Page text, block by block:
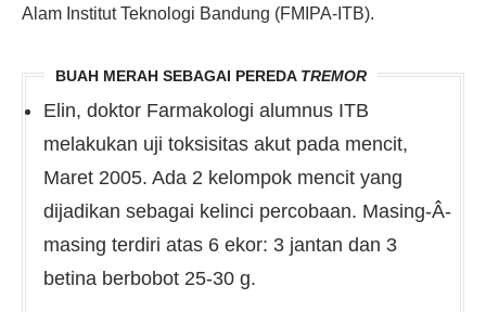
Alam Institut Teknologi Bandung (FMIPA-ITB).
BUAH MERAH SEBAGAI PEREDA TREMOR
Elin, doktor Farmakologi alumnus ITB
melakukan uji toksisitas akut pada mencit,
Maret 2005. Ada 2 kelompok mencit yang
dijadikan sebagai kelinci percobaan. Masing-Â­
masing terdiri atas 6 ekor: 3 jantan dan 3
betina berbobot 25-30 g.